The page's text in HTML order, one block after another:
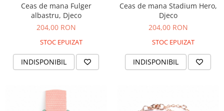
Ceas de mana Fulger
albastru, Djeco
204,00 RON
STOC EPUIZAT
INDISPONIBIL
Ceas de mana Stadium Hero,
Djeco
204,00 RON
STOC EPUIZAT
INDISPONIBIL